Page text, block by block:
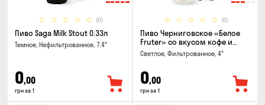
(0)
Пиво Saga Milk Stout 0.33л
Темное, Нефильтрованное, 7.4°
0,00
грн за 1
(0)
Пиво Черниговское «Белое
Fruter» со вкусом кофе и
апельсина 0.5 л
Светлое, Фильтрованное, 4°
0,00
грн за 1